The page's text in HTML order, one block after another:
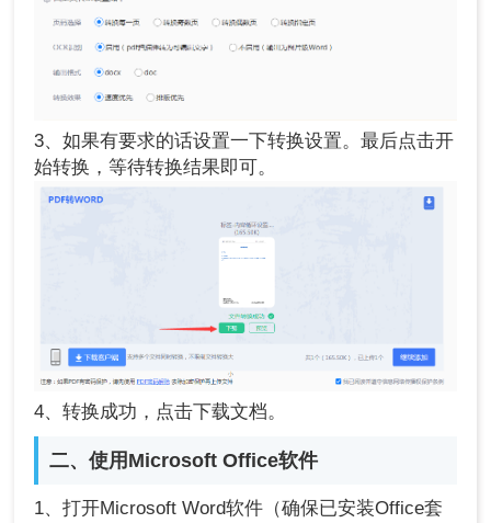
3、如果有要求的话设置一下转换设置。最后点击开
始转换，等待转换结果即可。
4、转换成功，点击下载文档。
二、使用Microsoft Office软件
1、打开Microsoft Word软件（确保已安装Office套